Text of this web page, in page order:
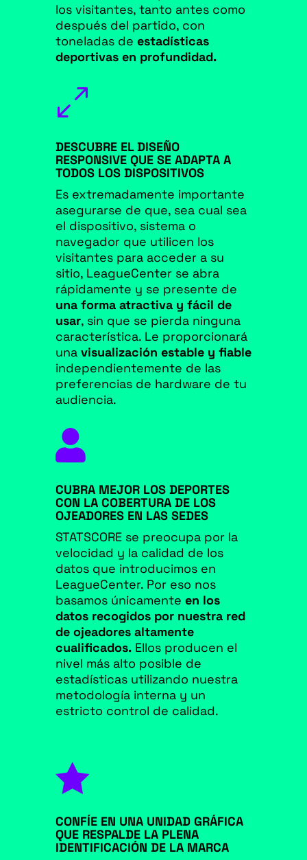
los visitantes, tanto antes como
después del partido, con
toneladas de estadísticas
deportivas en profundidad.
0
DESCUBRE EL DISEÑO
RESPONSIVE QUE SE ADAPTA A
TODOS LOS DISPOSITIVOS
Es extremadamente importante
asegurarse de que, sea cual sea
el dispositivo, sistema o
navegador que utilicen los
visitantes para acceder a su
sitio, LeagueCenter se abra
rápidamente y se presente de
una forma atractiva y fácil de
usar, sin que se pierda ninguna
característica. Le proporcionará
una visualización estable y fiable
independientemente de las
preferencias de hardware de tu
audiencia.

CUBRA MEJOR LOS DEPORTES
CON LA COBERTURA DE LOS
OJEADORES EN LAS SEDES
STATSCORE se preocupa por la
velocidad y la calidad de los
datos que introducimos en
LeagueCenter. Por eso nos
basamos únicamente en los
datos recogidos por nuestra red
de ojeadores altamente
cualificados.Ellos producen el
nivel más alto posible de
estadísticas utilizando nuestra
metodología interna y un
estricto control de calidad.

CONFÍE EN UNA UNIDAD GRÁFICA
QUE RESPALDE LA PLENA
IDENTIFICACIÓN DE LA MARCA